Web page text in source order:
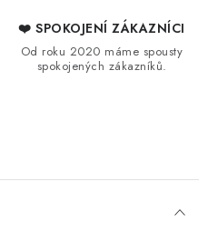
❤️ SPOKOJENÍ ZÁKAZNÍCI
Od roku 2020 máme spousty
spokojených zákazníků.